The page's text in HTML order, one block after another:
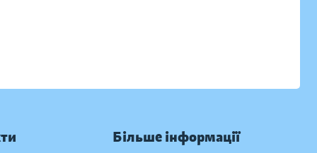
Більше інформації